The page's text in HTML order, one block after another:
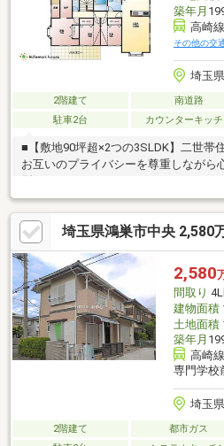
築年月
高崎
その他の交
埼玉
2階建て 南道路
駐車2台
カウンターキッ
■【敷地90坪超×2つの3SLDK】二世帯
お互いのプライバシーを尊重しながら
埼玉県鴻巣市中央 2,580
2,580
間取り
建物面積
土地面積
築年月
高崎
専門学校
埼玉
2階建て 都市ガス